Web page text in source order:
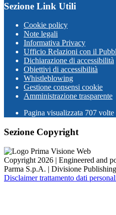
Sezione Link Utili
Cookie policy
Note legali
Informativa Privacy
Ufficio Relazioni con il
Dichiarazione di accessibilità
Obiettivi di accessibilità
Whistleblowing
Gestione consensi cookie
Amministrazione trasparente
Pagina visualizzata 707 volte
Sezione Copyright
Copyright 2026 | Engineered and
Parma S.p.A. | Divisione
Disclaimer trattamento dati